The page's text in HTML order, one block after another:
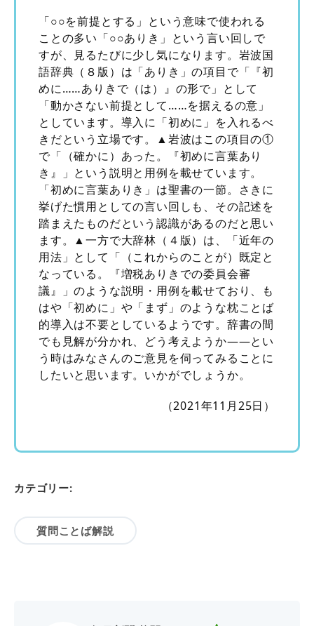
「○○を前提とする」という意味で使われる
ことの多い「○○ありき」という言い回しで
すが、見るたびに少し気になります。岩波国
語辞典（８版）は「ありき」の項目で「『初
めに……ありきで（は）』の形で」として
「動かさない前提として……を据えるの意」
としています。導入に「初めに」を入れるべ
きだという立場です。▲岩波はこの項目の①
で「（確かに）あった。『初めに言葉あり
き』」という説明と用例を載せています。
「初めに言葉ありき」は聖書の一節。さきに
挙げた慣用としての言い回しも、その記述を
踏まえたものだという認識があるのだと思い
ます。▲一方で大辞林（４版）は、「近年の
用法」として「（これからのことが）既定と
なっている。『増税ありきでの委員会審
議』」のような説明・用例を載せており、も
はや「初めに」や「まず」のような枕ことば
的導入は不要としているようです。辞書の間
でも見解が分かれ、どう考えようか――とい
う時はみなさんのご意見を伺ってみることに
したいと思います。いかがでしょうか。
（2021年11月25日）
カテゴリー:
質問ことば解説